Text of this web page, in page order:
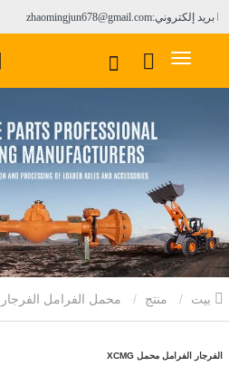
بريد إلكتروني:zhaomingjun678@gmail.com
منتج محمل الفرامل الفرجار
الفرجار الفرامل محمل XCMG